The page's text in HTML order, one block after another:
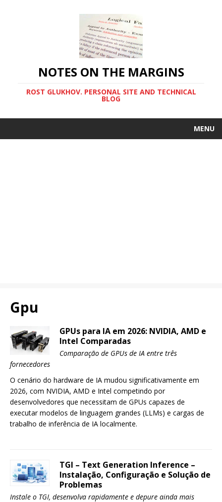
NOTES ON THE MARGINS
ROST GLUKHOV. PERSONAL SITE AND TECHNICAL
BLOG
MENU
Gpu
GPUs para IA em 2026: NVIDIA, AMD e
Intel Comparadas
Comparação de GPUs de IA entre três
fornecedores
O cenário do hardware de IA mudou significativamente em
2026, com NVIDIA, AMD e Intel competindo por
desenvolvedores que necessitam de GPUs capazes de
executar modelos de linguagem grandes (LLMs) e cargas de
trabalho de inferência de IA localmente.
TGI – Text Generation Inference –
Instalação, Configuração e Solução de
Problemas
Instale o TGI, desenvolva rapidamente e depure ainda mais